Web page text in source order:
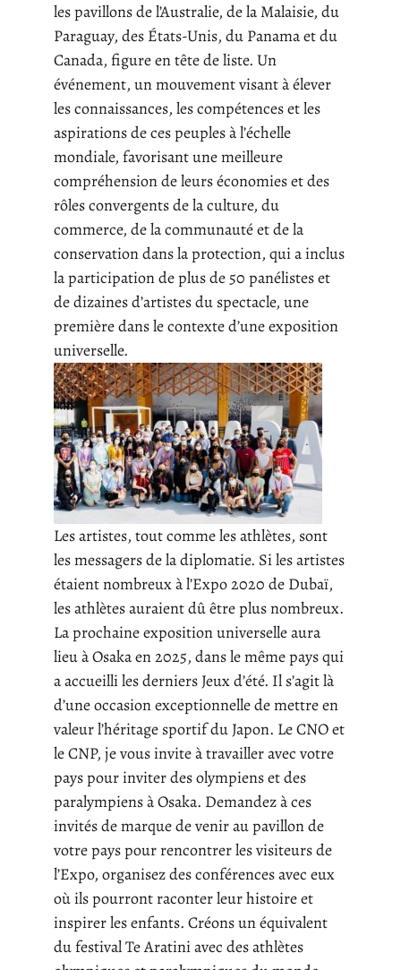
les pavillons de l’Australie, de la Malaisie, du
Paraguay, des États-Unis, du Panama et du
Canada, figure en tête de liste. Un
événement, un mouvement visant à élever
les connaissances, les compétences et les
aspirations de ces peuples à l’échelle
mondiale, favorisant une meilleure
compréhension de leurs économies et des
rôles convergents de la culture, du
commerce, de la communauté et de la
conservation dans la protection, qui a inclus
la participation de plus de 50 panélistes et
de dizaines d’artistes du spectacle, une
première dans le contexte d’une exposition
universelle.
Les artistes, tout comme les athlètes, sont
les messagers de la diplomatie. Si les artistes
étaient nombreux à l’Expo 2020 de Dubaï,
les athlètes auraient dû être plus nombreux.
La prochaine exposition universelle aura
lieu à Osaka en 2025, dans le même pays qui
a accueilli les derniers Jeux d’été. Il s’agit là
d’une occasion exceptionnelle de mettre en
valeur l’héritage sportif du Japon. Le CNO et
le CNP, je vous invite à travailler avec votre
pays pour inviter des olympiens et des
paralympiens à Osaka. Demandez à ces
invités de marque de venir au pavillon de
votre pays pour rencontrer les visiteurs de
l’Expo, organisez des conférences avec eux
où ils pourront raconter leur histoire et
inspirer les enfants. Créons un équivalent
du festival Te Aratini avec des athlètes